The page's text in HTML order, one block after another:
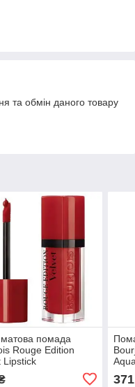
та обмін даного товару
матова помада
Rouge Edition
Lipstick
371